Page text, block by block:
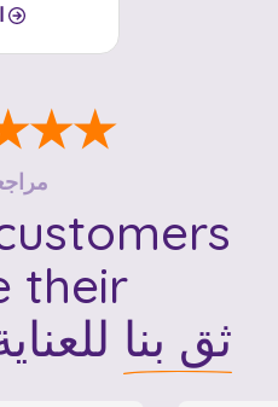
اقرأ المزيد
their
ثق بنا